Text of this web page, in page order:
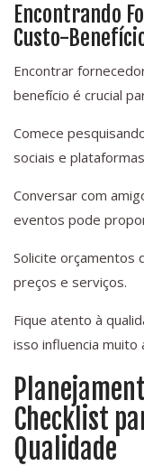
Encontrando
Custo-
Encontrar
benefício é crucial
Comece
sociais e
Conversar com
eventos pode
Solicite orçamentos
preços e serviços.
Fique atento à
isso influencia muito
Checklist
Qualidade